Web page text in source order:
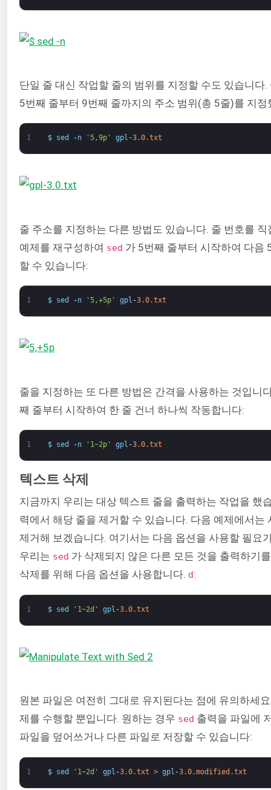
단일 줄 대신 작업할 줄의 범위를 지정할 수도 있습니다
5번째 줄부터 9번째 줄까지의 주소 범위(총 5줄)를 지정
1 $ sed -n '5,9p' gpl -3.0.txt
줄 주소를 지정하는 다른 방법도 있습니다. 줄 번호를
예제를 재구성하여 sed 가 5번째 줄부터 시작하여 다음
할 수 있습니다:
1 $ sed -n '5,+5p' gpl -3.0.txt
줄을 지정하는 또 다른 방법은 간격을 사용하는 것입니
째 줄부터 시작하여 한 줄 건너 하나씩 작동합니다:
1 $ sed -n '1~2p' gpl -3.0.txt
텍스트 삭제
지금까지 우리는 대상 텍스트 줄을 출력하는 작업을 했
력에서 해당 줄을 제거할 수 있습니다. 다음 예제에서는
제거해 보겠습니다. 여기서는 다음 옵션을 사용할 필요
우리는 sed 가 삭제되지 않은 다른 모든 것을 출력하기
삭제를 위해 다음 옵션을 사용합니다. d:
1 $ sed '1~2d' gpl -3.0.txt
원본 파일은 여전히 그대로 유지된다는 점에 유의하세
제를 수행할 뿐입니다. 원하는 경우 sed 출력을 파일에
파일을 덮어쓰거나 다른 파일로 저장할 수 있습니다:
1 $ sed '1~2d' gpl -3.0.txt > gpl -3.0.modified.txt